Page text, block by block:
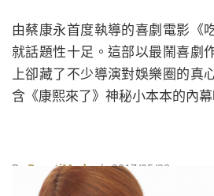
由蔡康永首度執導的喜劇電影《
就話題性十足。這部以最鬧喜劇
上卻藏了不少導演對娛樂圈的真
含《康熙來了》神秘小本本的內幕
By BeautiMode| 2017/05/23